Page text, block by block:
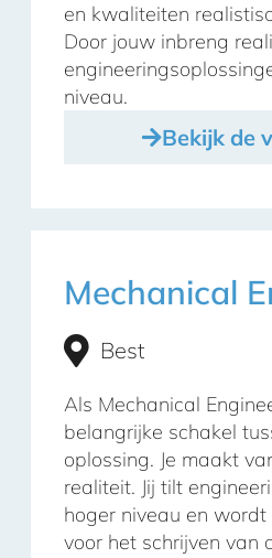
en kwaliteiten
Door jouw inbreng
niveau.
Bekijk de
Mechanical
Best
Als Mechanical
belangrijke schakel
oplossing. Je maakt
realiteit. Jij tilt
hoger niveau en
voor het schrijven van